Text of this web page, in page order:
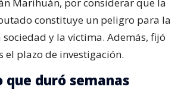
constituye un peligro para la
y la víctima. Además, fijó
el plazo de investigación.
que duró semanas